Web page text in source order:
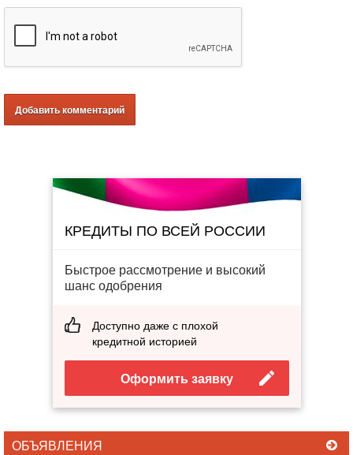
КРЕДИТЫ ПО ВСЕЙ РОССИИ
Быстрое рассмотрение и высокий
шанс одобрения
Доступно даже с плохой
кредитной историей
Оформить заявку
ОБЪЯВЛЕНИЯ